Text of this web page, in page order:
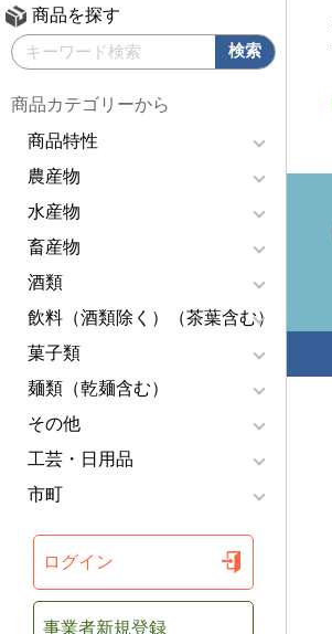
商品を探す
商品カテゴリーから
商品特性
農産物
水産物
畜産物
酒類
飲料（酒類除く）（茶葉含む）
菓子類
麺類（乾麺含む）
その他
工芸・日用品
市町
ログイン
事業者新規登録